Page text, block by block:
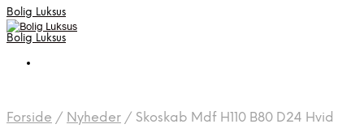
Bolig Luksus
Bolig Luksus
Forside / Nyheder / Skoskab Mdf H110 B80 D24 Hvid